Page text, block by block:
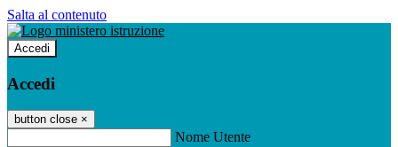
Salta al contenuto
Accedi
Accedi
button close ×
Nome Utente